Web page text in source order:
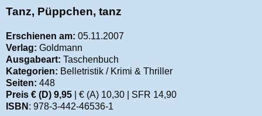
Tanz, Püppchen, tanz
Erschienen am: 05.11.2007
Verlag: Goldmann
Ausgabeart: Taschenbuch
Kategorien: Belletristik / Krimi & Thriller
Seiten: 448
Preis € (D) 9,95 | € (A) 10,30 | SFR 14,90
ISBN : 978-3-442-46536-1